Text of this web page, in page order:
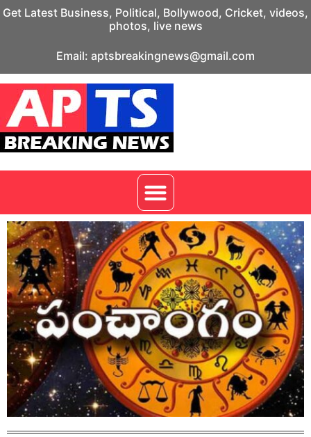
Get Latest Business, Political, Bollywood, Cricket, videos,
photos, live news
Email: aptsbreakingnews@gmail.com